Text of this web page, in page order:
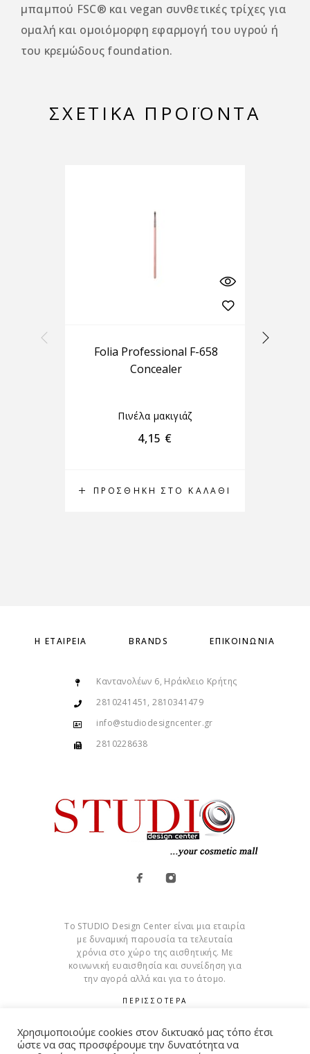
μπαμπού FSC® και vegan συνθετικές τρίχες για
ομαλή και ομοιόμορφη εφαρμογή του υγρού ή
του κρεμώδους foundation.
ΣΧΕΤΙΚΆ ΠΡΟΪΌΝΤΑ
ΠΡΟΣΘΉΚΗ ΣΤΟ ΚΑΛΆΘΙ
Folia Professional F-658
Concealer
Πινέλα μακιγιάζ
4,15 €
Η ΕΤΑΙΡΕΊΑ BRANDS ΕΠΙΚΟΙΝΩΝΊΑ
Καντανολέων 6, Ηράκλειο Κρήτης
2810241451, 2810341479
info@studiodesigncenter.gr
2810228638
Το STUDIO Design Center είναι μια εταιρία
με δυναμική παρουσία τα τελευταία
χρόνια στο χώρο της αισθητικής. Με
κοινωνική ευαισθησία και συνείδηση για
την αγορά αλλά και για το άτομο.
ΠΕΡΙΣΣΟΤΕΡΑ
Cookies
Χρησιμοποιούμε cookies στον δικτυακό μας τόπο έτσι
ώστε να σας προσφέρουμε την δυνατότητα να